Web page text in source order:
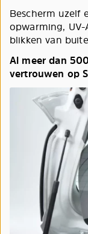
Bescherm uzelf
opwarming,
blikken van
Al meer dan
vertrouwen op